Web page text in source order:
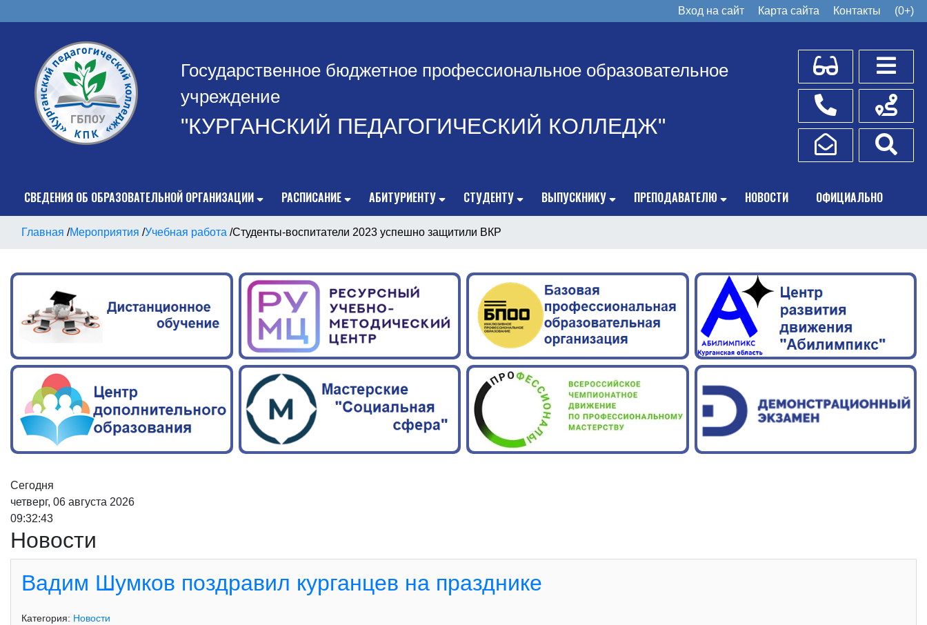
Вход на сайт Карта сайта Контакты (0+)
Государственное бюджетное профессиональное образовательное
учреждение
"КУРГАНСКИЙ ПЕДАГОГИЧЕСКИЙ КОЛЛЕДЖ"
Для слабовидящих
Телефоны
Написать обращение
Схема
СВЕДЕНИЯ ОБ ОБРАЗОВАТЕЛЬНОЙ ОРГАНИЗАЦИИ РАСПИСАНИЕ АБИТУРИЕНТУ СТУДЕНТУ ВЫПУСКНИКУ ПРЕПОДАВАТЕЛЮ НОВОСТИ ОФИЦИАЛЬНО
Главная /Мероприятия /Учебная работа /Студенты-воспитатели 2023 успешно защитили ВКР
Сегодня
четверг, 06 августа 2026
09:32:44
Новости
Вадим Шумков поздравил курганцев на празднике
Категория: Новости